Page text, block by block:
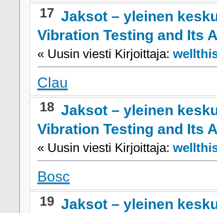
17 Jaksot – yleinen
Vibration Testing and Its
« Uusin viesti Kirjoittaja:
Clau
18 Jaksot – yleinen
Vibration Testing and Its
« Uusin viesti Kirjoittaja:
Bosc
19 Jaksot – yleinen